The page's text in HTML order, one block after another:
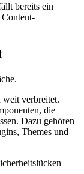
bereits ein
weit verbreitet.
die
Dazu gehören
Themes und